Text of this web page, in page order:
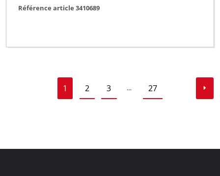
Référence article 3410689
1 2 3 … 27